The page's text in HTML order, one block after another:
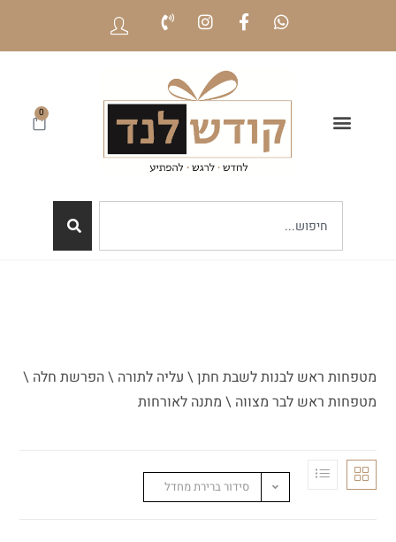
0
מטפחות ראש לבנות לשבת חתן \ עליה לתורה \ הפרשת חלה \
מטפחות ראש לבר מצווה \ מתנה לאורחות
סידור ברירת מחדל